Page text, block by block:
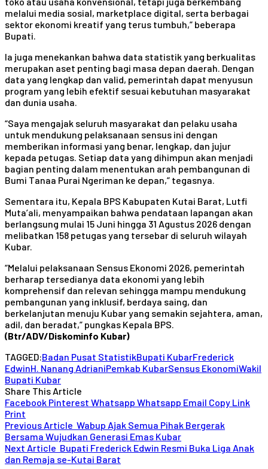
melalui media sosial, marketplace digital, serta berbagai
sektor ekonomi kreatif yang terus tumbuh,” beberapa
Bupati.
Ia juga menekankan bahwa data statistik yang berkualitas
merupakan aset penting bagi masa depan daerah. Dengan
data yang lengkap dan valid, pemerintah dapat menyusun
program yang lebih efektif sesuai kebutuhan masyarakat
dan dunia usaha.
“Saya mengajak seluruh masyarakat dan pelaku usaha
untuk mendukung pelaksanaan sensus ini dengan
memberikan informasi yang benar, lengkap, dan jujur
kepada petugas. Setiap data yang dihimpun akan menjadi
bagian penting dalam menentukan arah pembangunan di
Bumi Tanaa Purai Ngeriman ke depan,” tegasnya.
Sementara itu, Kepala BPS Kabupaten Kutai Barat, Lutfi
Muta’ali, menyampaikan bahwa pendataan lapangan akan
berlangsung mulai 15 Juni hingga 31 Agustus 2026 dengan
melibatkan 158 petugas yang tersebar di seluruh wilayah
Kubar.
“Melalui pelaksanaan Sensus Ekonomi 2026, pemerintah
berharap tersedianya data ekonomi yang lebih
komprehensif dan relevan sehingga mampu mendukung
pembangunan yang inklusif, berdaya saing, dan
berkelanjutan menuju Kubar yang semakin sejahtera, aman,
adil, dan beradat,” pungkas Kepala BPS.
(Btr/ADV/Diskominfo Kubar)
TAGGED:Badan Pusat StatistikBupati KubarFrederick
EdwinH. Nanang AdrianiPemkab KubarSensus EkonomiWakil
Bupati Kubar
Share This Article
Facebook Pinterest Whatsapp Whatsapp Email Copy Link
Print
Previous Article Wabup Ajak Semua Pihak Bergerak
Bersama Wujudkan Generasi Emas Kubar
Next Article Bupati Frederick Edwin Resmi Buka Liga Anak
dan Remaja se-Kutai Barat